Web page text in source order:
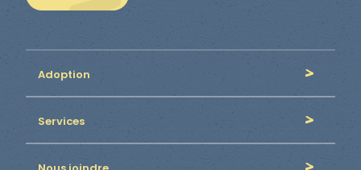
Adoption
Services